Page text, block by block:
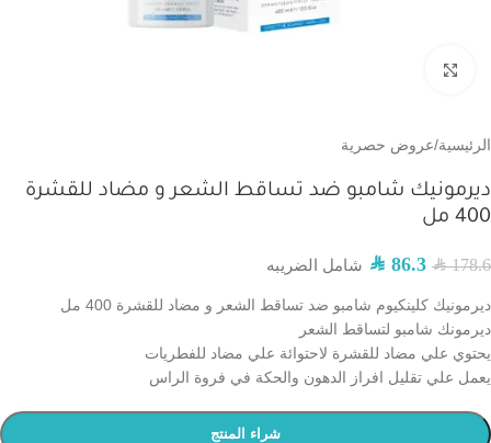
الرئيسية/عروض حصرية
ديرمونيك شامبو ضد تساقط الشعر و مضاد للقشرة
400 مل
SAR178.6
SAR 86.3 شامل الضريبه
ديرمونيك كلينكيوم شامبو ضد تساقط الشعر و مضاد للقشرة 400 مل
ديرمونك شامبو لتساقط الشعر
يحتوي علي مضاد للقشرة لاحتوائة علي مضاد للفطريات
يعمل علي تقليل افراز الدهون والحكة في فروة الراس
شراء المنتج